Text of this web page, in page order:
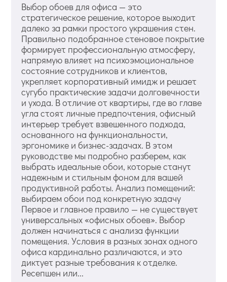
Выбор обоев для офиса — это
стратегическое решение, которое выходит
далеко за рамки простого украшения стен.
Правильно подобранное стеновое покрытие
формирует профессиональную атмосферу,
напрямую влияет на психоэмоциональное
состояние сотрудников и клиентов,
укрепляет корпоративный имидж и решает
сугубо практические задачи долговечности
и ухода. В отличие от квартиры, где во главе
угла стоят личные предпочтения, офисный
интерьер требует взвешенного подхода,
основанного на функциональности,
эргономике и бизнес-задачах. В этом
руководстве мы подробно разберем, как
выбрать идеальные обои, которые станут
надежным и стильным фоном для вашей
продуктивной работы. Анализ помещений:
выбираем обои под конкретную задачу
Первое и главное правило — не существует
универсальных «офисных обоев». Выбор
должен начинаться с анализа функции
помещения. Условия в разных зонах одного
офиса кардинально различаются, и это
диктует разные требования к отделке.
Ресепшен или...